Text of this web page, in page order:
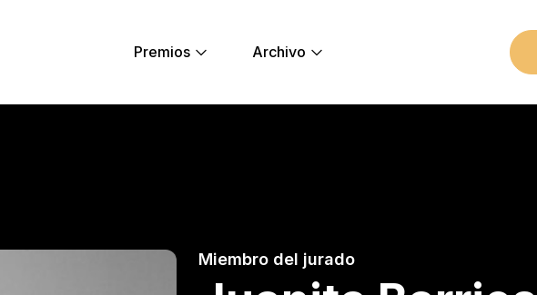
Premios
Archivo
Miembro del jurado